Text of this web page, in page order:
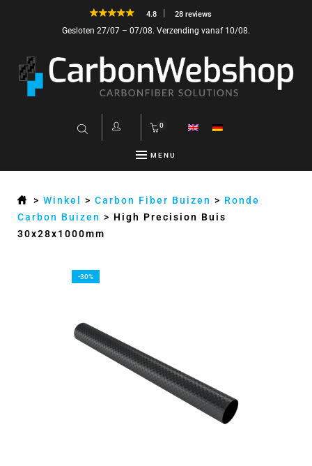
4.8 28 reviews
Gesloten 27/07 – 07/08. Verzending vanaf 10/08.
0
MENU
>Winkel >Carbon Fiber Buizen > Ronde
Carbon Buizen > High Precision Buis
30x28x1000mm
-30%